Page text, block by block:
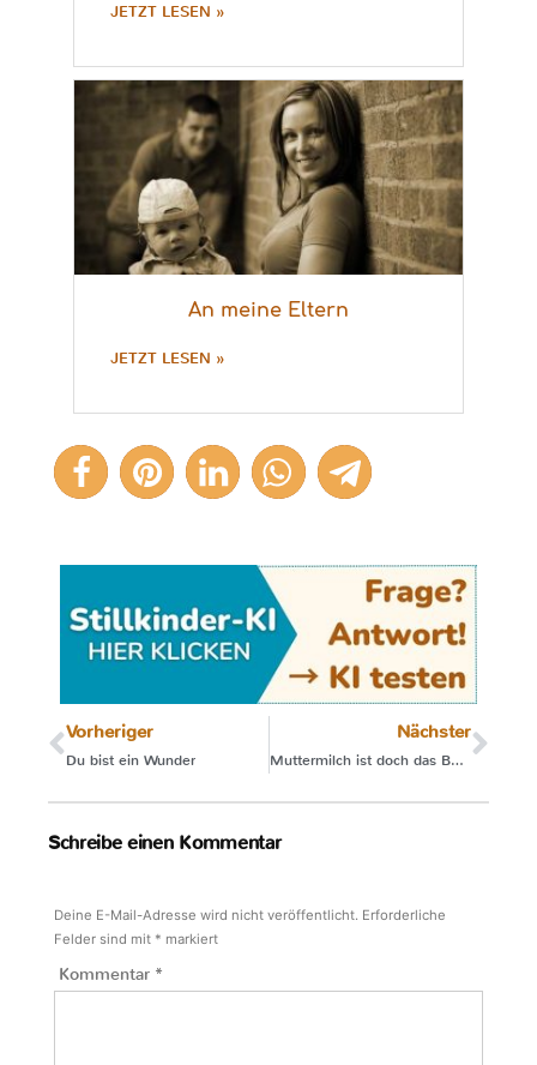
JETZT LESEN »
An meine Eltern
JETZT LESEN »
Vorheriger
Du bist ein Wunder
Nächster
Muttermilch ist doch das Beste
Schreibe einen Kommentar
Deine E-Mail-Adresse wird nicht veröffentlicht. Erforderliche
Felder sind mit * markiert
Kommentar *